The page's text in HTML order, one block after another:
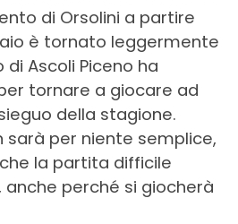
di Orsolini a partire
è tornato leggermente
di Ascoli Piceno ha
tornare a giocare ad
della stagione.
sarà per niente semplice,
la partita difficile
perché si giocherà